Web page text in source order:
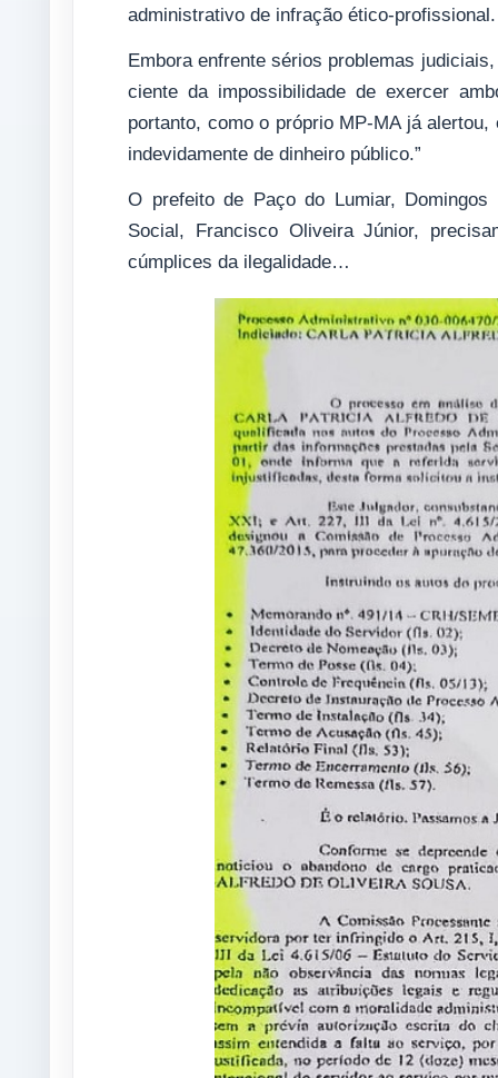
administrativo de infração ético-profissional.
Embora enfrente sérios problemas
ciente da impossibilidade de exercer
portanto, como o próprio MP-MA já
indevidamente de dinheiro público.”
O prefeito de Paço do Lumiar,
Social, Francisco Oliveira Júnior,
cúmplices da ilegalidade…